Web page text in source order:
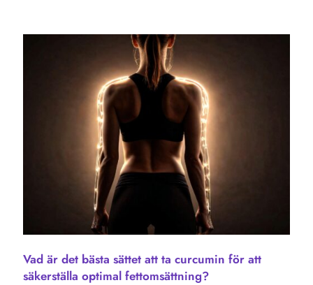
Vad är det bästa sättet att ta curcumin för att
säkerställa optimal fettomsättning?